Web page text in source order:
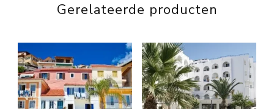
Gerelateerde producten